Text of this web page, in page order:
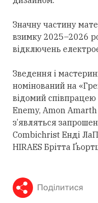
Значну частину
взимку 2025–2026
відключень
Зведення і
номінований на
відомий
Enemy, Amon
з’являться
Combichrist Енді
HIRAES Брітта
Поділитися